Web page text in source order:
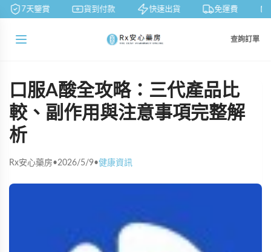
7天鑒賞 貨到付款 快速出貨 免運費
查詢訂單
口服A酸全攻略：三代產品比
較、副作用與注意事項完整解
析
Rx安心藥房•2026/5/9•健康資訊